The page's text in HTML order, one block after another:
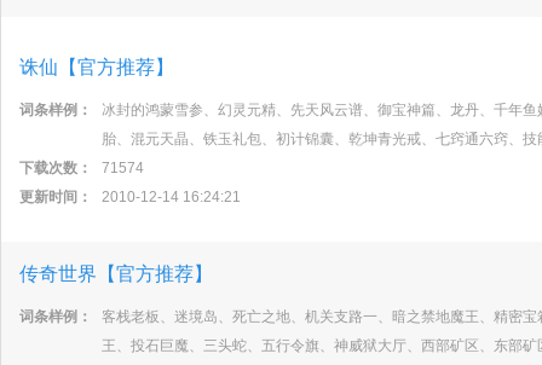
诛仙【官方推荐】
词条样例：
冰封的鸿蒙雪参、幻灵元精、先天风云谱、御宝神篇、龙丹、千年
胎、混元天晶、铁玉礼包、初计锦囊、乾坤青光戒、七窍通六窍、
下载次数：
71574
更新时间：
2010-12-14 16:24:21
传奇世界【官方推荐】
词条样例：
客栈老板、迷境岛、死亡之地、机关支路一、暗之禁地魔王、精密
王、投石巨魔、三头蛇、五行令旗、神威狱大厅、西部矿区、东部